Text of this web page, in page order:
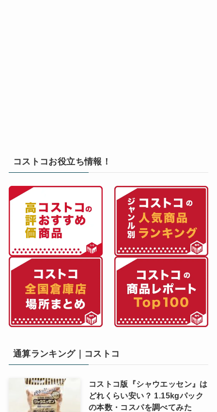
コストコお役立ち情報！
通算ランキング｜コストコ
コストコ版『シャウエッセン』は
どれくらい安い？ 1.15kgパック
の本数・コスパを調べてみた